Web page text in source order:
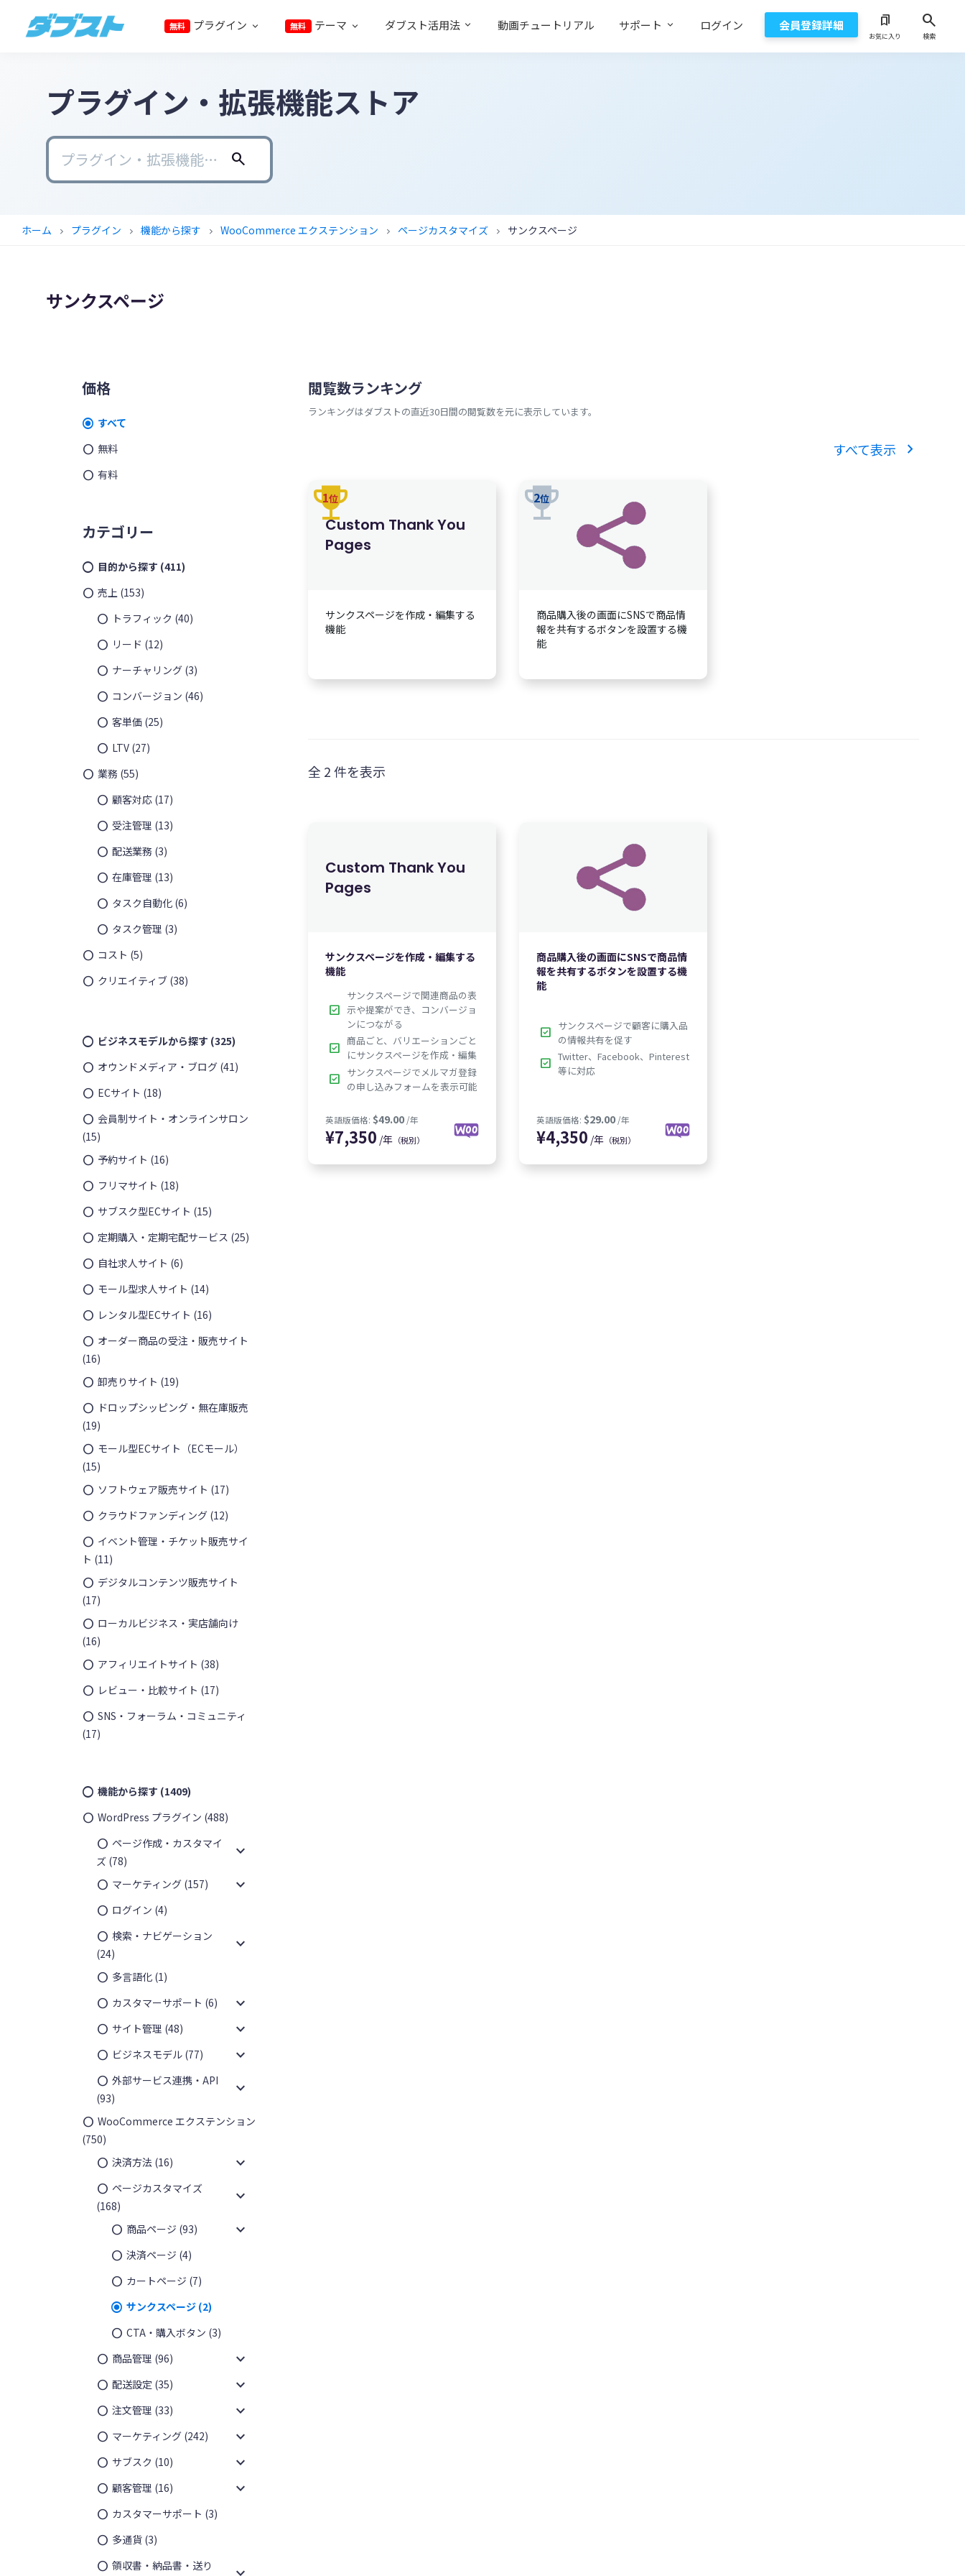
ネ
無料 プラグイン 無料 テーマ ダブスト活用法 動画チュートリアル サポート ログイン 会員登録詳細 bookmarks
お気に入り
search
検索
プラグイン・拡張機能ストア
search
ホーム chevron_right プラグイン chevron_right 機能から探す chevron_right WooCommerce エクステンション chevron_right ページカスタマイズ chevron_right サンクスページ
サンクスページ
メ
イ
ン
サ
ド
バ
ー
価格
すべて
無料
有料
カテゴリー
目的から探す (411)
売上 (153)
トラフィック (40)
リード (12)
ナーチャリング (3)
コンバージョン (46)
客単価 (25)
LTV (27)
業務 (55)
顧客対応 (17)
受注管理 (13)
配送業務 (3)
在庫管理 (13)
タスク自動化 (6)
タスク管理 (3)
コスト (5)
クリエイティブ (38)
ビジネスモデルから探す (325)
オウンドメディア・ブログ (41)
ECサイト (18)
会員制サイト・オンラインサロン
(15)
予約サイト (16)
フリマサイト (18)
サブスク型ECサイト (15)
定期購入・定期宅配サービス (25)
自社求人サイト (6)
モール型求人サイト (14)
レンタル型ECサイト (16)
オーダー商品の受注・販売サイト
(16)
卸売りサイト (19)
ドロップシッピング・無在庫販売
(19)
モール型ECサイト（ECモール）
(15)
ソフトウェア販売サイト (17)
クラウドファンディング (12)
イベント管理・チケット販売サイ
ト (11)
デジタルコンテンツ販売サイト
(17)
ローカルビジネス・実店舗向け
(16)
アフィリエイトサイト (38)
レビュー・比較サイト (17)
SNS・フォーラム・コミュニティ
(17)
機能から探す (1409)
WordPress プラグイン (488)
ページ作成・カスタマイ
ズ (78) expand_more
マーケティング (157) expand_more
ログイン (4)
検索・ナビゲーション
(24)
expand_more
多言語化 (1)
カスタマーサポート (6) expand_more
サイト管理 (48) expand_more
ビジネスモデル (77) expand_more
外部サービス連携・API
(93)
expand_more
WooCommerce エクステンション
(750)
決済方法 (16) expand_more
ページカスタマイズ
(168)
expand_more
商品ページ (93) expand_more
決済ページ (4)
カートページ (7)
サンクスページ (2)
CTA・購入ボタン (3)
商品管理 (96) expand_more
配送設定 (35) expand_more
注文管理 (33) expand_more
マーケティング (242) expand_more
サブスク (10) expand_more
顧客管理 (16) expand_more
カスタマーサポート (3)
多通貨 (3)
領収書・納品書・送り
閲覧数ランキング
ランキングはダブストの直近30日間の閲覧数を元に表示しています。
すべて表示 chevron_right
trophy
1位
Custom Thank You
Pages
サンクスページを作成・編集する
機能
trophy
2位
商品購入後の画面にSNSで商品情
報を共有するボタンを設置する機
能
全 2 件を表示
Custom Thank You
Pages
サンクスページを作成・編集する
機能
check_box
サンクスページで関連商品の表
示や提案ができ、コンバージョ
ンにつながる
check_box 商品ごと、バリエーションごと
にサンクスページを作成・編集
check_box サンクスページでメルマガ登録
の申し込みフォームを表示可能
/年（税別）
商品購入後の画面にSNSで商品情
報を共有するボタンを設置する機
能
check_box サンクスページで顧客に購入品
の情報共有を促す
check_box Twitter、Facebook、Pinterest
等に対応
/年（税別）